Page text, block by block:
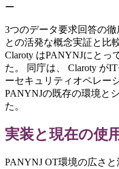
ー
3つのデータ要求回答の
との活発な概念実証と比
Claroty はPANYNJにとっ
た。 同庁は、 Claroty が
ーセキュリティオペレー
PANYNJの既存の環境と
た。
実装と現在の使
PANYNJ OT環境の広さ